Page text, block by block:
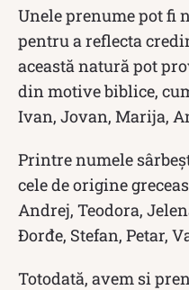
Unele prenume pot fi
pentru a reflecta
această natură pot
din motive biblice,
Ivan, Jovan, Marija,
Printre numele
cele de origine
Andrej, Teodora,
Đorđe, Stefan, Petar,
Totodată, avem si